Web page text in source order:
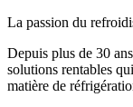
La passion du
Depuis plus de 30
solutions rentables
matière de